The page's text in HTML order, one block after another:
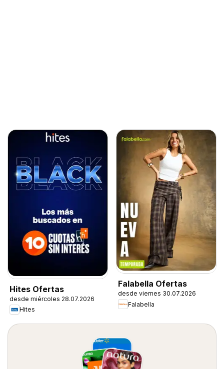
Hites Ofertas
desde miércoles 28.07.2026
Hites
Falabella Ofertas
desde viernes 30.07.2026
Falabella